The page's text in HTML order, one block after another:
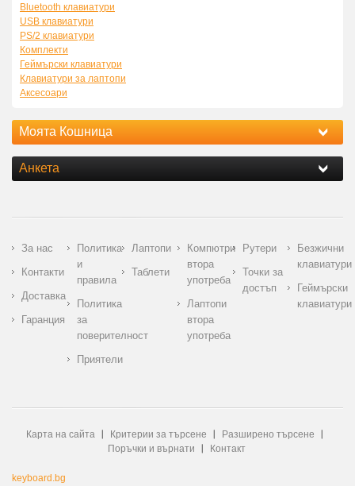
Bluetooth клавиатури
USB клавиатури
PS/2 клавиатури
Комплекти
Геймърски клавиатури
Клавиатури за лаптопи
Аксесоари
Моята Кошница
Анкета
За нас
Контакти
Доставка
Гаранция
Политика
и
правила
Политика
за
поверителност
Приятели
Лаптопи
Таблети
Компютри
втора
употреба
Лаптопи
втора
употреба
Рутери
Точки за
достъп
Безжични
клавиатури
Геймърски
клавиатури
Карта на сайта Критерии за търсене
Разширено търсене
Поръчки и върнати
Контакт
keyboard.bg